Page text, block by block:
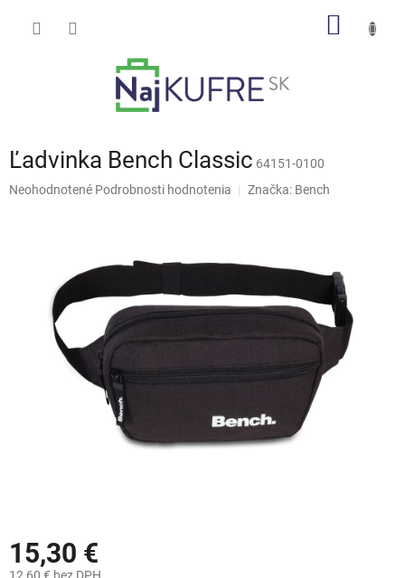
Ľadvinka Bench Classic 64151-0100
Priemerné
hviezdičiek.
Neohodnotené Podrobnosti hodnotenia Značka: Bench
15,30 €